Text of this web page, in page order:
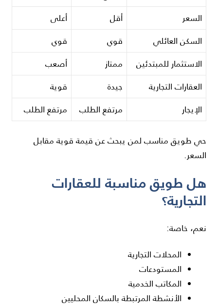
السعر أقل
أعلى
السكن العائلي
قوي
قوي
الاستثمار للمبتدئين
ممتاز
أصعب
العقارات التجارية
جيدة
قوية
الإيجار
مرتفع الطلب مرتفع الطلب
حي طويق مناسب لمن يبحث عن قيمة قوية مقابل
السعر.
هل طويق مناسبة للعقارات
التجارية؟
نعم، خاصة:
المحلات التجارية
المستودعات
المكاتب الخدمية
الأنشطة المرتبطة بالسكان المحليين